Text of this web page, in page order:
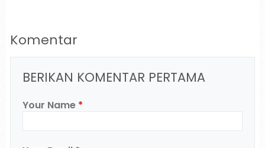
Komentar
BERIKAN KOMENTAR PERTAMA
Your Name *